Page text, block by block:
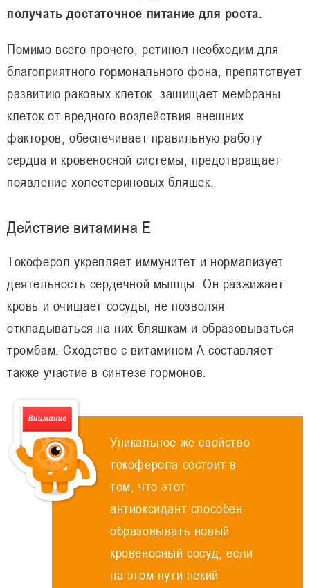
получать достаточное питание для роста.
Помимо всего прочего, ретинол необходим для
благоприятного гормонального фона, препятствует
развитию раковых клеток, защищает мембраны
клеток от вредного воздействия внешних
факторов, обеспечивает правильную работу
сердца и кровеносной системы, предотвращает
появление холестериновых бляшек.
Действие витамина Е
Токоферол укрепляет иммунитет и нормализует
деятельность сердечной мышцы. Он разжижает
кровь и очищает сосуды, не позволяя
откладываться на них бляшкам и образовываться
тромбам. Сходство с витамином А составляет
также участие в синтезе гормонов.
Уникальное же свойство
токоферола состоит в
том, что этот
антиоксидант способен
образовывать новый
кровеносный сосуд, если
на этом пути некий